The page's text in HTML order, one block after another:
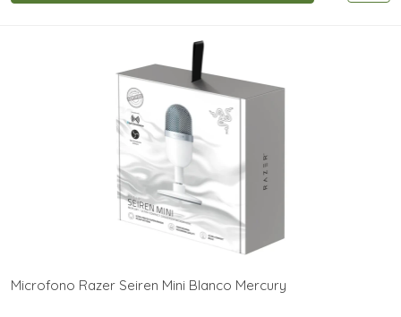
Microfono Razer Seiren Mini Blanco Mercury